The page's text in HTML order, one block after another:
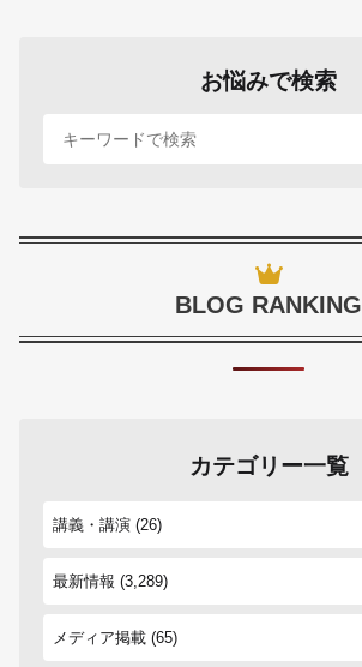
お悩みで検索
BLOG RANKING
カテゴリー一覧
講義・講演 (26)
最新情報 (3,289)
メディア掲載 (65)